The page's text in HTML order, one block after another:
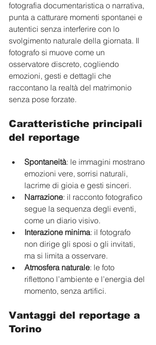
fotografia documentaristica o narrativa,
punta a catturare momenti spontanei e
autentici senza interferire con lo
svolgimento naturale della giornata. Il
fotografo si muove come un
osservatore discreto, cogliendo
emozioni, gesti e dettagli che
raccontano la realtà del matrimonio
senza pose forzate.
Caratteristiche principali
del reportage
Spontaneità: le immagini mostrano
emozioni vere, sorrisi naturali,
lacrime di gioia e gesti sinceri.
Narrazione: il racconto fotografico
segue la sequenza degli eventi,
come un diario visivo.
Interazione minima: il fotografo
non dirige gli sposi o gli invitati,
ma si limita a osservare.
Atmosfera naturale: le foto
riflettono l’ambiente e l’energia del
momento, senza artifici.
Vantaggi del reportage a
Torino